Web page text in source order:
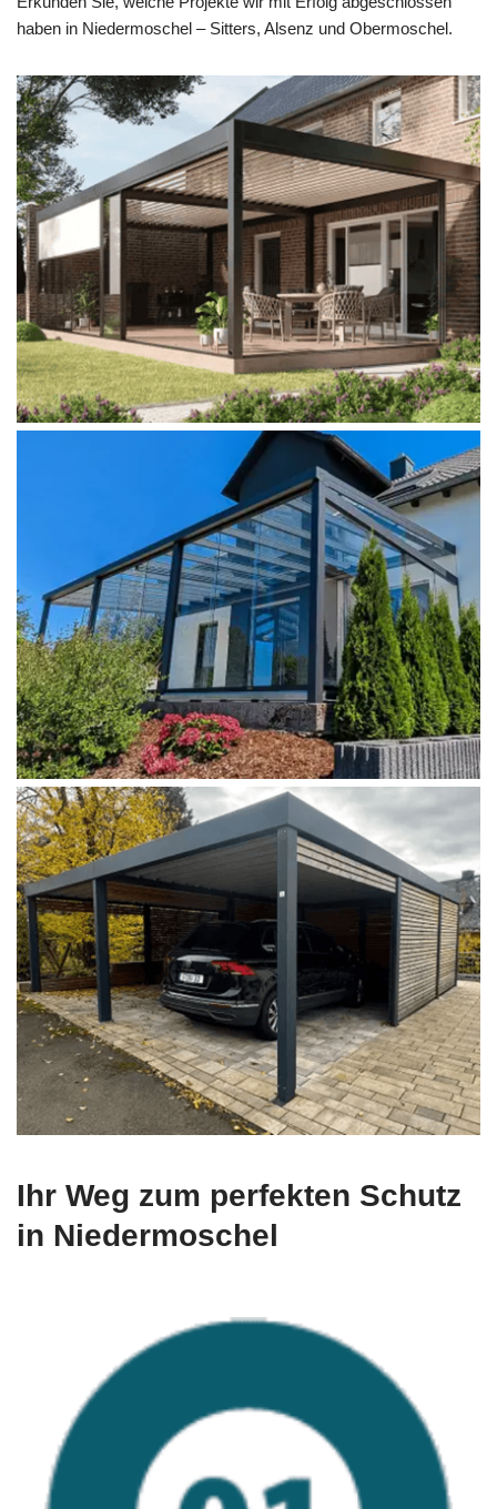
haben in Niedermoschel – Sitters, Alsenz und Obermoschel.
Ihr Weg zum perfekten Schutz
in Niedermoschel